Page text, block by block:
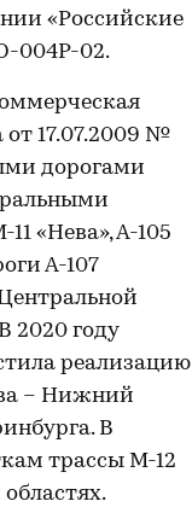
«Российские
004P-02.
от 17.07.2009 №
дорогами
«Нева», А-105
А-107
2020 году
реализацию
– Нижний
В
трассы М-12